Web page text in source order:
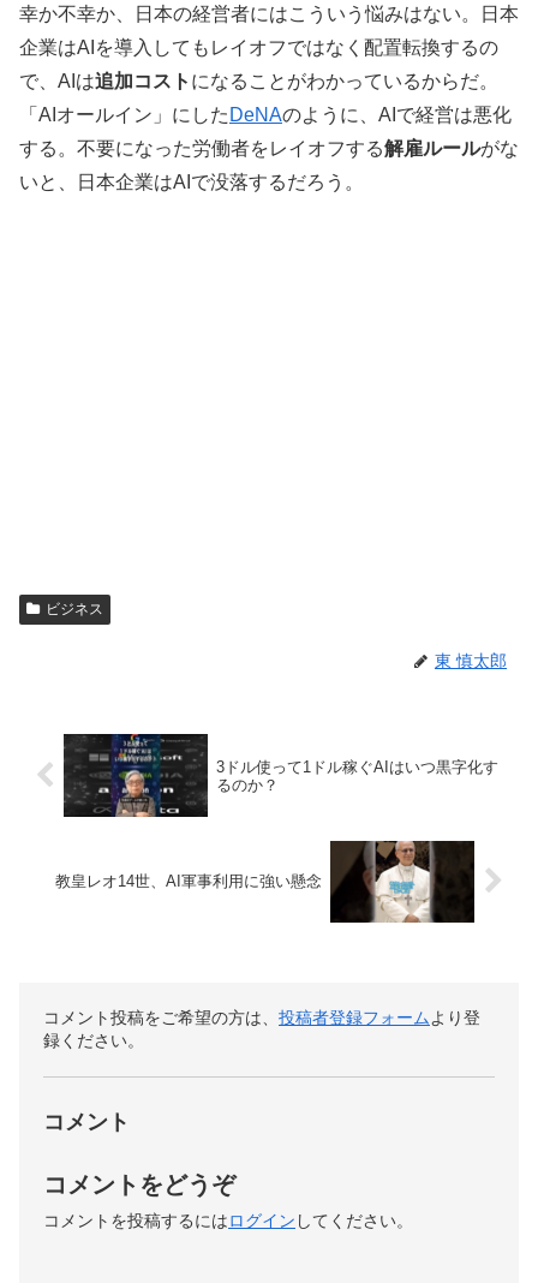
幸か不幸か、日本の経営者にはこういう悩みはない。日本
企業はAIを導入してもレイオフではなく配置転換するの
で、AIは追加コスト になることがわかっているからだ。
「AIオールイン」にした DeNAのように、AIで経営は悪化
する。不要になった労働者をレイオフする解雇ルールがな
いと、日本企業はAIで没落するだろう。
ビジネス
東 慎太郎
3ドル使って1ドル稼ぐAIはいつ黒字化す
るのか？
教皇レオ14世、AI軍事利用に強い懸念
コメント投稿をご希望の方は、 投稿者登録フォーム より登
録ください。
コメント
コメントをどうぞ
コメントを投稿するにはログイン してください。